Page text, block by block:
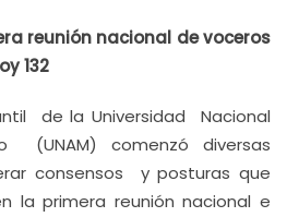
reunión nacional de voceros
132
de la Universidad Nacional
(UNAM) comenzó diversas
consensos y posturas que
la primera reunión nacional e